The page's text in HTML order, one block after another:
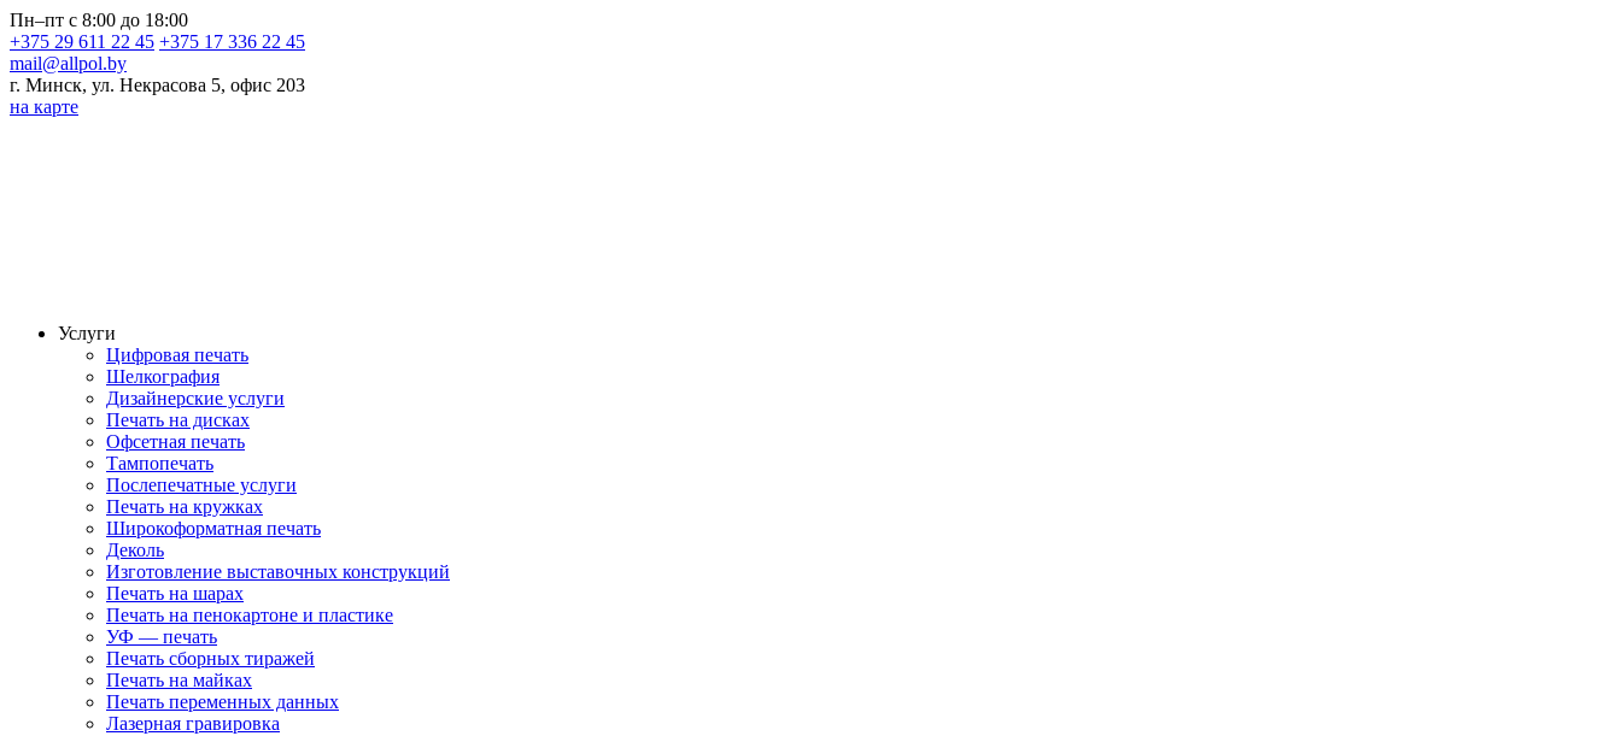
Пн–пт с 8:00 до 18:00
+375 29 611 22 45 +375 17 336 22 45
mail@allpol.by
г. Минск, ул. Некрасова 5, офис 203
на карте
Услуги
Цифровая печать
Шелкография
Дизайнерские услуги
Печать на дисках
Офсетная печать
Тампопечать
Послепечатные услуги
Печать на кружках
Широкоформатная печать
Деколь
Изготовление выставочных конструкций
Печать на шарах
Печать на пенокартоне и пластике
УФ — печать
Печать сборных тиражей
Печать на майках
Печать переменных данных
Лазерная гравировка